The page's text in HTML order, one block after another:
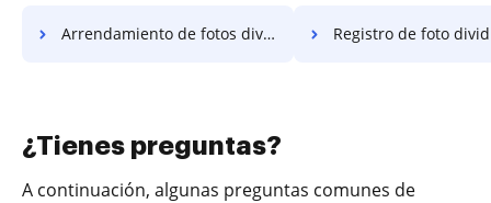
Arrendamiento de fotos divididas Registro de foto
¿Tienes preguntas?
A continuación, algunas preguntas comunes de